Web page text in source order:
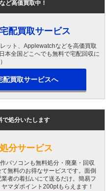
ど高価買取中！
配買取サービス
ット、Applewatchなどを高価買取
本全国どこへでも無料で宅配回収に
配買取サービスへ
で処分いたします
分サービス
パソコンも無料処分・廃棄・回収
無料のお得なサービスです。面倒
者の着払いにて送るだけ。簡易フ
マダポイント200ptもらえます！